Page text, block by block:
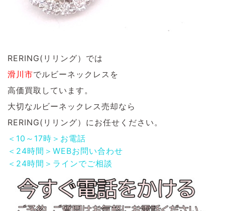
RERING(リリング）では
滑川市でルビーネックレス を
高価買取しています。
大切なルビーネックレス売却なら
RERING(リリング）にお任せください。
＜10～17時＞お電話
＜24時間＞WEBお問い合わせ
＜24時間＞ラインでご相談